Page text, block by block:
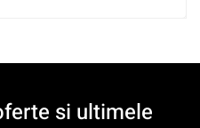
si ultimele